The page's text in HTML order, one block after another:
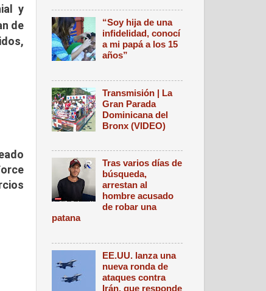
y
de
“Soy hija de una
infidelidad, conocí
a mi papá a los 15
años”
Transmisión | La
Gran Parada
Dominicana del
Bronx (VIDEO)
Tras varios días de
búsqueda,
arrestan al
hombre acusado
de robar una
patana
EE.UU. lanza una
nueva ronda de
ataques contra
Irán, que responde